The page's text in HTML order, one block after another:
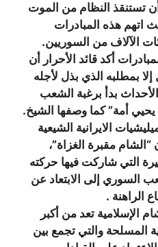
أن تستنقذ النظام من الموت
اتهم هذه المبادرات
الآلاف من السوريين.
أكد قائد الأحرار أن
بمطلبه الذي بذل لأجله
بدأ برغبة الشعب
يحيي أمة” كما وصفها الشيخ.
الايرانية الشيعية
مقبرة الغزاة”،
التي شاركت فيها حركته
السوري إلى الابتعاد عن
الراهنة .
الإسلامية تعد من أكبر
المسلحة والتي تجمع بين